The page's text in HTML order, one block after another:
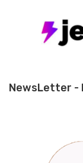
NewsLetter -